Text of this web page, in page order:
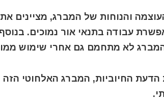
והנוחות של המברג, מציינים
עבודה בתנאי אור נמוכים.
לא מתחמם גם אחרי שימוש
הדעת החיוביות, המברג האלחוטי